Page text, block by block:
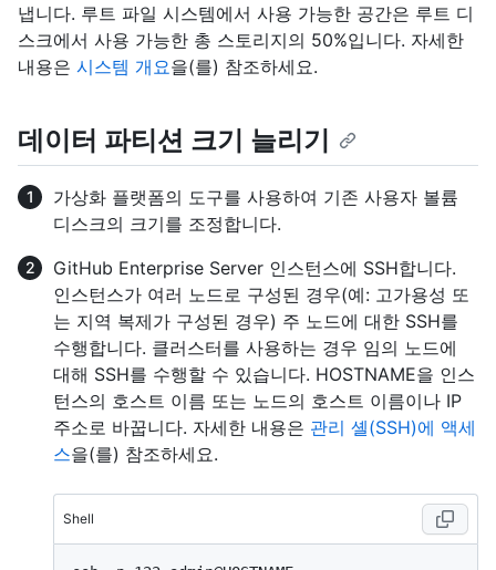
냅니다. 루트 파일 시스템에서 사용 가능한 공간은 루트 디
스크에서 사용 가능한 총 스토리지의 50%입니다. 자세한
내용은 시스템 개요을(를) 참조하세요.
데이터 파티션 크기 늘리기
가상화 플랫폼의 도구를 사용하여 기존 사용자 볼륨
디스크의 크기를 조정합니다.
GitHub Enterprise Server 인스턴스에 SSH합니다.
인스턴스가 여러 노드로 구성된 경우(예: 고가용성 또
는 지역 복제가 구성된 경우) 주 노드에 대한 SSH를
수행합니다. 클러스터를 사용하는 경우 임의 노드에
대해 SSH를 수행할 수 있습니다. HOSTNAME을 인스
턴스의 호스트 이름 또는 노드의 호스트 이름이나 IP
주소로 바꿉니다. 자세한 내용은 관리 셸(SSH)에 액세
스을(를) 참조하세요.
Shell